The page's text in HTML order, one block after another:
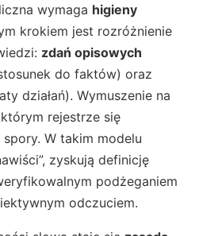
wymaga higieny
krokiem jest rozróżnienie
zdań opisowych
do faktów) oraz
działań). Wymuszenie na
rejestrze się
spory. W takim modelu
zyskują definicję
podżeganiem
odczuciem.